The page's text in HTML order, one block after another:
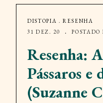
DISTOPIA .RESENHA
31 DEZ. 20
POSTADO
Resenha:
Pássaros e
(Suzanne